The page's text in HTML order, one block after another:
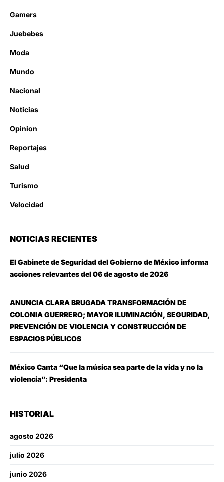
Gamers
Juebebes
Moda
Mundo
Nacional
Noticias
Opinion
Reportajes
Salud
Turismo
Velocidad
NOTICIAS RECIENTES
El Gabinete de Seguridad del Gobierno de México informa
acciones relevantes del 06 de agosto de 2026
ANUNCIA CLARA BRUGADA TRANSFORMACIÓN DE
COLONIA GUERRERO; MAYOR ILUMINACIÓN, SEGURIDAD,
PREVENCIÓN DE VIOLENCIA Y CONSTRUCCIÓN DE
ESPACIOS PÚBLICOS
México Canta “Que la música sea parte de la vida y no la
violencia”: Presidenta
HISTORIAL
agosto 2026
julio 2026
junio 2026